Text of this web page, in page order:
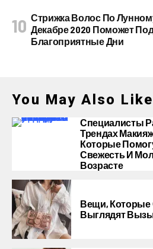
Стрижка Волос По
Декабре 2020 Поможет
Благоприятные Дни
You May Also Like
Специалисты
Трендах
Которые
Свежесть И
Возрасте
Вещи, Которые
Выглядят